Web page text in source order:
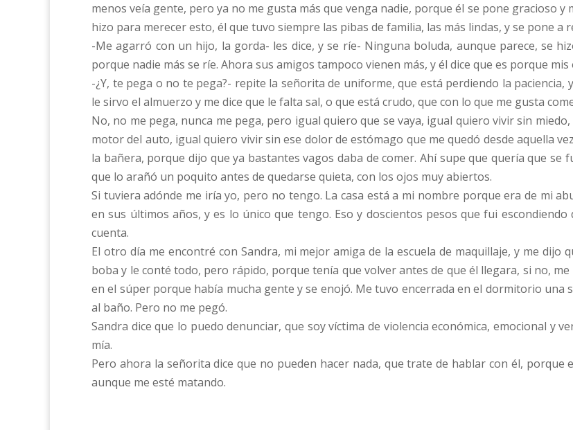
menos veía gente, pero ya no me gusta más que venga nadie, porque él se pone gracioso y
hizo para merecer esto, él que tuvo siempre las pibas de familia, las más lindas, y se pone a
-Me agarró con un hijo, la gorda- les dice, y se ríe- Ninguna boluda, aunque parece, se
porque nadie más se ríe. Ahora sus amigos tampoco vienen más, y él dice que es porque
-¿Y, te pega o no te pega?- repite la señorita de uniforme, que está perdiendo la
le sirvo el almuerzo y me dice que le falta sal, o que está crudo, que con lo que me gusta
No, no me pega, nunca me pega, pero igual quiero que se vaya, igual quiero vivir sin
motor del auto, igual quiero vivir sin ese dolor de estómago que me quedó desde aquella
la bañera, porque dijo que ya bastantes vagos daba de comer. Ahí supe que quería que se
que lo arañó un poquito antes de quedarse quieta, con los ojos muy abiertos.
Si tuviera adónde me iría yo, pero no tengo. La casa está a mi nombre porque era de mi
en sus últimos años, y es lo único que tengo. Eso y doscientos pesos que fui
cuenta.
El otro día me encontré con Sandra, mi mejor amiga de la escuela de maquillaje, y me
boba y le conté todo, pero rápido, porque tenía que volver antes de que él llegara, si no,
en el súper porque había mucha gente y se enojó. Me tuvo encerrada en el dormitorio una
al baño. Pero no me pegó.
Sandra dice que lo puedo denunciar, que soy víctima de violencia económica, emocional y
mía.
Pero ahora la señorita dice que no pueden hacer nada, que trate de hablar con él, porque
aunque me esté matando.